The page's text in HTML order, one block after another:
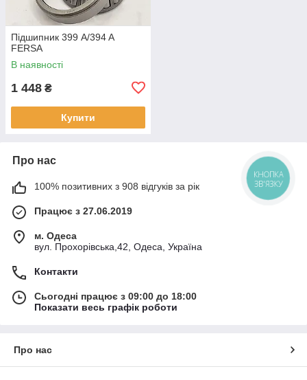
Підшипник 399 A/394 A
FERSA
В наявності
1 448 ₴
Купити
Про нас
100% позитивних з 908 відгуків за рік
Працює з 27.06.2019
м. Одеса
вул. Прохорівська,42, Одеса, Україна
Контакти
Сьогодні працює з 09:00 до 18:00
Показати весь графік роботи
Про нас
КНОПКА
ЗВ'ЯЗКУ